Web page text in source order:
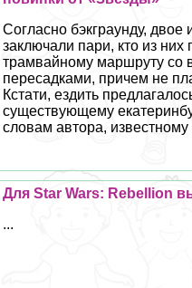
Согласно бэкграунду, двое
заключали пари, кто из них
трамвайному маршруту со
пересадками, причем не
Кстати, ездить
существующему
словам автора,
Для Star Wars: Rebellion
...